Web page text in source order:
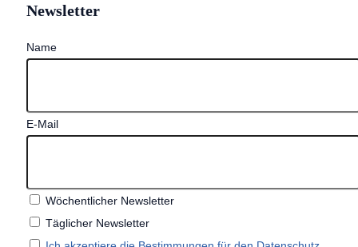
Newsletter
Name
E-Mail
Wöchentlicher Newsletter
Täglicher Newsletter